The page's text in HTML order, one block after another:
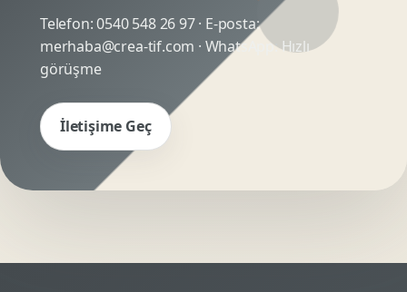
Telefon:0540 548 26 97· E-posta:
merhaba@crea-tif.com · WhatsApp:Hızlı
görüşme
İletişime Geç